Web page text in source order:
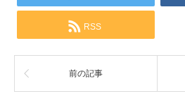
RSS
前の記事